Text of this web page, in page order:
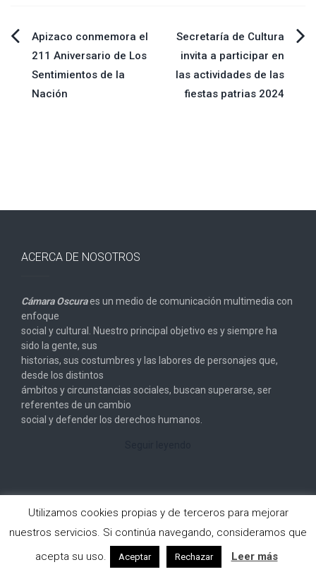
Navegación
de
Apizaco conmemora el
211 Aniversario de Los
Sentimientos de la
Nación
Secretaría de Cultura
invita a participar en
las actividades de las
fiestas patrias 2024
ACERCA DE NOSOTROS
Cámara Oscuraes un medio de comunicación multimedia con
enfoque
social y cultural. Nuestro principal objetivo es y siempre ha
sido la gente, sus
historias, sus costumbres y las labores de personajes que,
desde los distintos
ámbitos y circunstancias sociales, buscan superarse, ser
referentes de un cambio
social y defender los derechos humanos.
Copyright © 2026Cámara Oscura. All rights reserved.
Designed by
FameThemes
Utilizamos cookies propias y de terceros para mejorar
nuestros servicios. Si continúa navegando, consideramos que
acepta su uso.
Aceptar Rechazar Leer más